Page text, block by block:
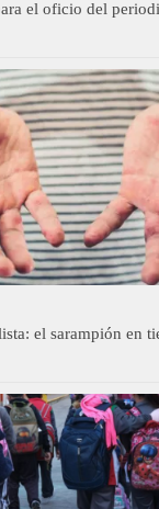
el oficio del
el sarampión en